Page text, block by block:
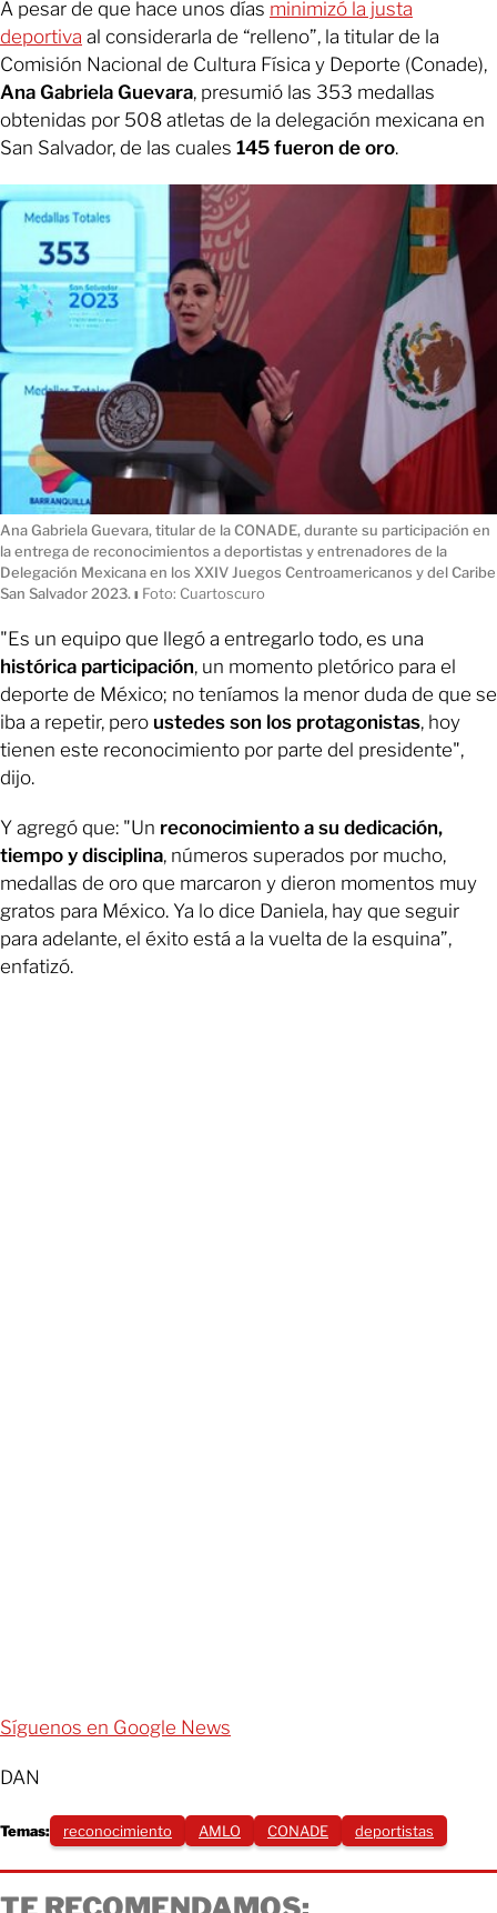
A pesar de que hace unos días minimizó la justa
deportiva al considerarla de “relleno”, la titular de la
Comisión Nacional de Cultura Física y Deporte (Conade),
Ana Gabriela Guevara, presumió las 353 medallas
obtenidas por 508 atletas de la delegación mexicana en
San Salvador, de las cuales 145 fueron de oro.
Ana Gabriela Guevara, titular de la CONADE, durante su participación en
la entrega de reconocimientos a deportistas y entrenadores de la
Delegación Mexicana en los XXIV Juegos Centroamericanos y del Caribe
San Salvador 2023.ı Foto: Cuartoscuro
"Es un equipo que llegó a entregarlo todo, es una
histórica participación, un momento pletórico para el
deporte de México; no teníamos la menor duda de que se
iba a repetir, pero ustedes son los protagonistas, hoy
tienen este reconocimiento por parte del presidente",
dijo.
Y agregó que: "Un reconocimiento a su dedicación,
tiempo y disciplina, números superados por mucho,
medallas de oro que marcaron y dieron momentos muy
gratos para México. Ya lo dice Daniela, hay que seguir
para adelante, el éxito está a la vuelta de la esquina”,
enfatizó.
Síguenos en Google News
DAN
Temas: reconocimiento AMLO CONADE deportistas